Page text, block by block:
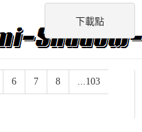
下載點
6 7 8 ...103